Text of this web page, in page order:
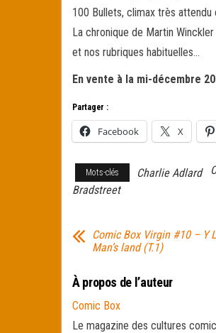
100 Bullets, climax très attendu
La chronique de Martin Winckler
et nos rubriques habituelles…
En vente à la mi-décembre
Partager :
Facebook X
Mots-clés Charlie Adlard
Bradstreet
Comic Box Virgin #10 – Y
Man’s land (T.1)
À propos de l’auteur
Comic Box
Le magazine des cultures